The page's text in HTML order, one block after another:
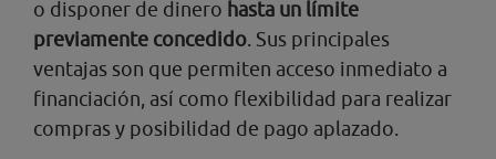
o disponer de dinero hasta un límite
previamente concedido. Sus principales
ventajas son que permiten acceso inmediato a
financiación, así como flexibilidad para realizar
compras y posibilidad de pago aplazado.